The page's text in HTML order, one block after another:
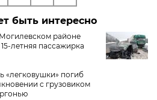
быть интересно
районе
летняя пассажирка
«легковушки» погиб
с грузовиком